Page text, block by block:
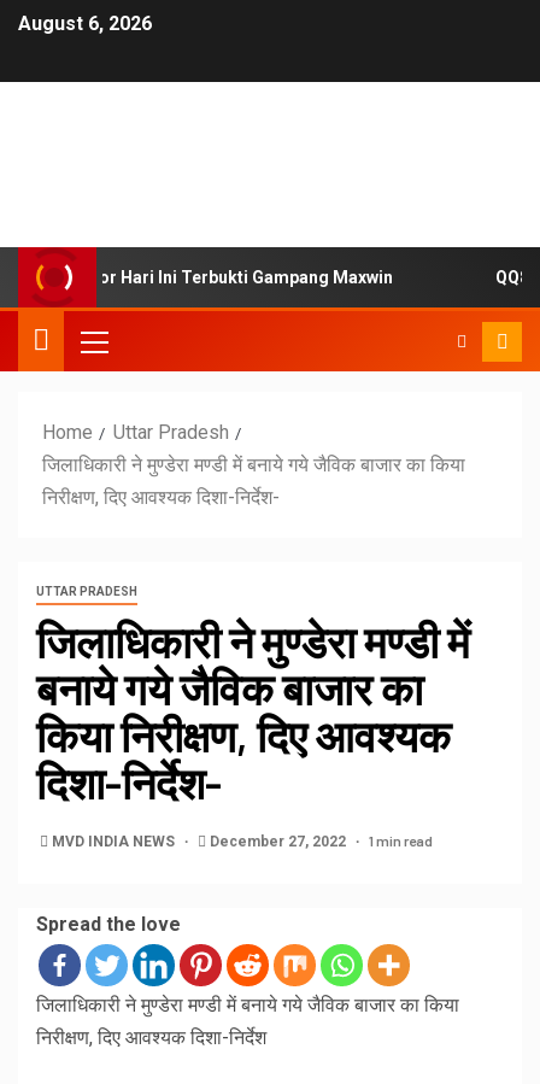
August 6, 2026
Gacor Hari Ini Terbukti Gampang Maxwin QQ88
Home
Uttar Pradesh
जिलाधिकारी ने मुण्डेरा मण्डी में बनाये गये जैविक बाजार का किया
निरीक्षण, दिए आवश्यक दिशा-निर्देश-
UTTAR PRADESH
जिलाधिकारी ने मुण्डेरा मण्डी में
बनाये गये जैविक बाजार का
किया निरीक्षण, दिए आवश्यक
दिशा-निर्देश-
MVD INDIA NEWS December 27, 2022 1 min read
Spread the love
जिलाधिकारी ने मुण्डेरा मण्डी में बनाये गये जैविक बाजार का किया
निरीक्षण, दिए आवश्यक दिशा-निर्देश